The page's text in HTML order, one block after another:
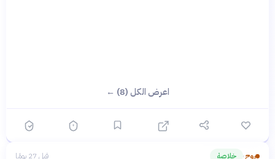
اعرض الكل (8) ←
روح› خلاصة قبل 27 يومًا